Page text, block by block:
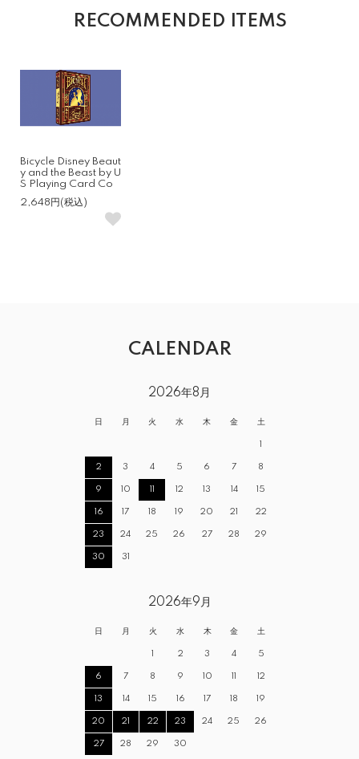
RECOMMENDED ITEMS
Bicycle Disney Beaut
y and the Beast by U
S Playing Card Co
2,648円(税込)
CALENDAR
2026年8月
日 月 火 水 木 金 土
1
2 3 4 5 6 7 8
9 10 11 12 13 14 15
16 17 18 19 20 21 22
23 24 25 26 27 28 29
30 31
2026年9月
日 月 火 水 木 金 土
1 2 3 4 5
6 7 8 9 10 11 12
13 14 15 16 17 18 19
20 21 22 23 24 25 26
27 28 29 30